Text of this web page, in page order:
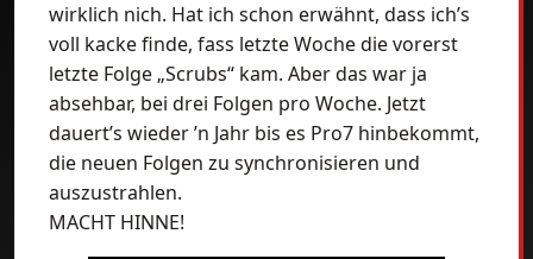
wirklich nich. Hat ich schon erwähnt, dass ich’s
voll kacke finde, fass letzte Woche die vorerst
letzte Folge „Scrubs“ kam. Aber das war ja
absehbar, bei drei Folgen pro Woche. Jetzt
dauert’s wieder ’n Jahr bis es Pro7 hinbekommt,
die neuen Folgen zu synchronisieren und
auszustrahlen.
MACHT HINNE!